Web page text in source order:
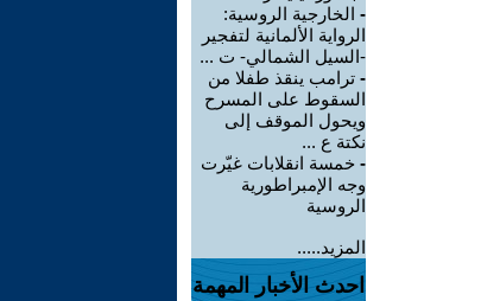
- الخارجية الروسية:
الرواية الألمانية لتفجير
-السيل الشمالي- ت ...
- ترامب ينقذ طفلا من
السقوط على المسرح
ويحول الموقف إلى
نكتة ع ...
- خمسة انقلابات غيّرت
وجه الإمبراطورية
الروسية
المزيد.....
احدث الأخبار المهمة